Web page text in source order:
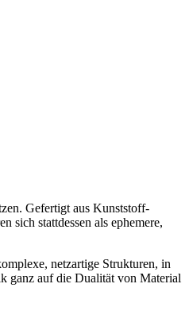
Gefertigt aus Kunststoff-
sich stattdessen als ephemere,
netzartige Strukturen, in
ganz auf die Dualität von Material